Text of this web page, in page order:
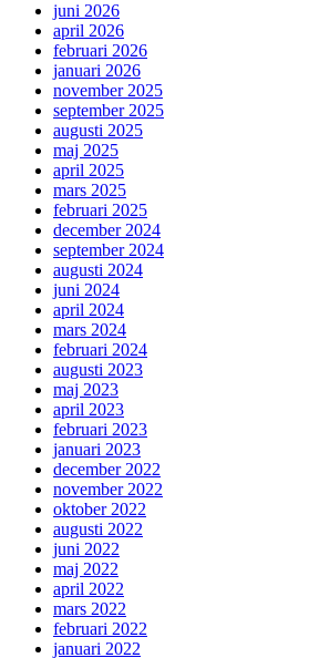
juni 2026
april 2026
februari 2026
januari 2026
november 2025
september 2025
augusti 2025
maj 2025
april 2025
mars 2025
februari 2025
december 2024
september 2024
augusti 2024
juni 2024
april 2024
mars 2024
februari 2024
augusti 2023
maj 2023
april 2023
februari 2023
januari 2023
december 2022
november 2022
oktober 2022
augusti 2022
juni 2022
maj 2022
april 2022
mars 2022
februari 2022
januari 2022